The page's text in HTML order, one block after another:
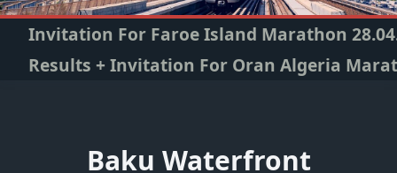
Invitation For Faroe Island Marathon
Results + Invitation For Oran Algeria
Baku Waterfront